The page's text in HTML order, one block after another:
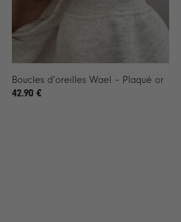
Boucles d’oreilles Wael – Plaqué or
42.90 €